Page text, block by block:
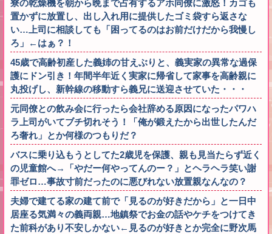
寮の乾燥機を朝から晩まで占有するアホ同僚に激怒！カゴも
置かずに放置し、出し入れ用に提供したゴミ袋すら返さな
い…上司に相談しても「困ってるのはお前だけだから我慢し
ろ」←はぁ？！
45歳で高齢初産した義姉の甘えぶりと、義実家の異常な過保
護にドン引き！年間半年近く実家に帰省して家事を高齢親に
丸投げし、新幹線の移動すら義兄に送迎させていた・・・
元同僚との飲み会に行ったら会社辞める原因になったパワハ
ラ上司がいてブチ切れそう！「俺が鍛えたから出世したんだ
ろ奢れ」とか何様のつもりだ？
バスに乗り込もうとしてた2歳児を保護、親も見当たらず近く
の児童館へ→「やだー何やってんのー？」とヘラヘラ笑い謝
罪ゼロ…事故寸前だったのに悪びれない放置親なんなの？
夫婦で建てる家の建て前で「見るのが好きだから」と一日中
居座る気満々の義両親…地鎮祭でお金の話やケチをつけてき
た前科があり不安しかない←見るのが好きとか完全に野次馬